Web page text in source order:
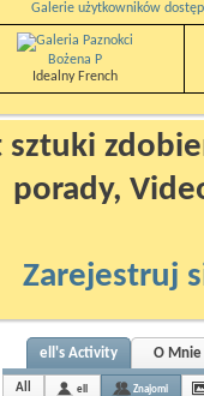
Galerie użytkowników
Bożena P
Idealny French
porady,
Zarejestruj
ell's Activity O Mnie
All ell Znajomi